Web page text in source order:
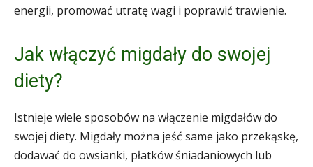
energii, promować utratę wagi i poprawić trawienie.
Jak włączyć migdały do swojej
diety?
Istnieje wiele sposobów na włączenie migdałów do
swojej diety. Migdały można jeść same jako przekąskę,
dodawać do owsianki, płatków śniadaniowych lub